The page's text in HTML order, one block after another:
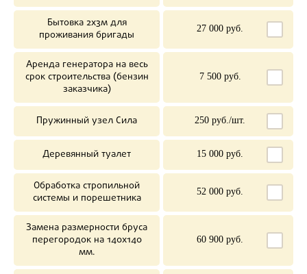
Бытовка 2х3м для
проживания бригады
27 000 руб.
Аренда генератора на весь
срок строительства (бензин
заказчика)
7 500 руб.
Пружинный узел Сила 250 руб./шт.
Деревянный туалет 15 000 руб.
Обработка стропильной
системы и порешетника
52 000 руб.
Замена размерности бруса
перегородок на 140х140
мм.
60 900 руб.